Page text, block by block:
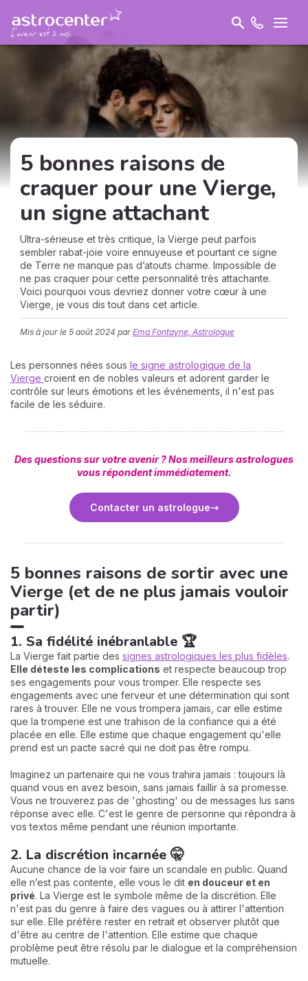
5 bonnes raisons de
craquer pour une Vierge,
un signe attachant
Ultra-sérieuse et très critique, la Vierge peut parfois
sembler rabat-joie voire ennuyeuse et pourtant ce signe
de Terre ne manque pas d’atouts charme. Impossible de
ne pas craquer pour cette personnalité très attachante.
Voici pourquoi vous devriez donner votre cœur à une
Vierge, je vous dis tout dans cet article.
Mis à jour le 5 août 2024 par Ema Fontayne, Astrologue
Les personnes nées sous le signe astrologique de la
Vierge croient en de nobles valeurs et adorent garder le
contrôle sur leurs émotions et les événements, il n'est pas
facile de les séduire.
Des questions sur votre avenir ? Nos meilleurs astrologues
vous répondent immédiatement.
Contacter un astrologue
5 bonnes raisons de sortir avec une
Vierge (et de ne plus jamais vouloir
partir)
1. Sa fidélité inébranlable 🏆
La Vierge fait partie des signes astrologiques les plus fidèles.
Elle déteste les complications et respecte beaucoup trop
ses engagements pour vous tromper. Elle respecte ses
engagements avec une ferveur et une détermination qui sont
rares à trouver. Elle ne vous trompera jamais, car elle estime
que la tromperie est une trahison de la confiance qui a été
placée en elle. Elle estime que chaque engagement qu'elle
prend est un pacte sacré qui ne doit pas être rompu.
Imaginez un partenaire qui ne vous trahira jamais : toujours là
quand vous en avez besoin, sans jamais faillir à sa promesse.
Vous ne trouverez pas de 'ghosting' ou de messages lus sans
réponse avec elle. C'est le genre de personne qui répondra à
vos textos même pendant une réunion importante.
2. La discrétion incarnée 🤫
Aucune chance de la voir faire un scandale en public. Quand
elle n’est pas contente, elle vous le dit en douceur et en
privé. La Vierge est le symbole même de la discrétion. Elle
n'est pas du genre à faire des vagues ou à attirer l'attention
sur elle. Elle préfère rester en retrait et observer plutôt que
d'être au centre de l'attention. Elle estime que chaque
problème peut être résolu par le dialogue et la compréhension
mutuelle.